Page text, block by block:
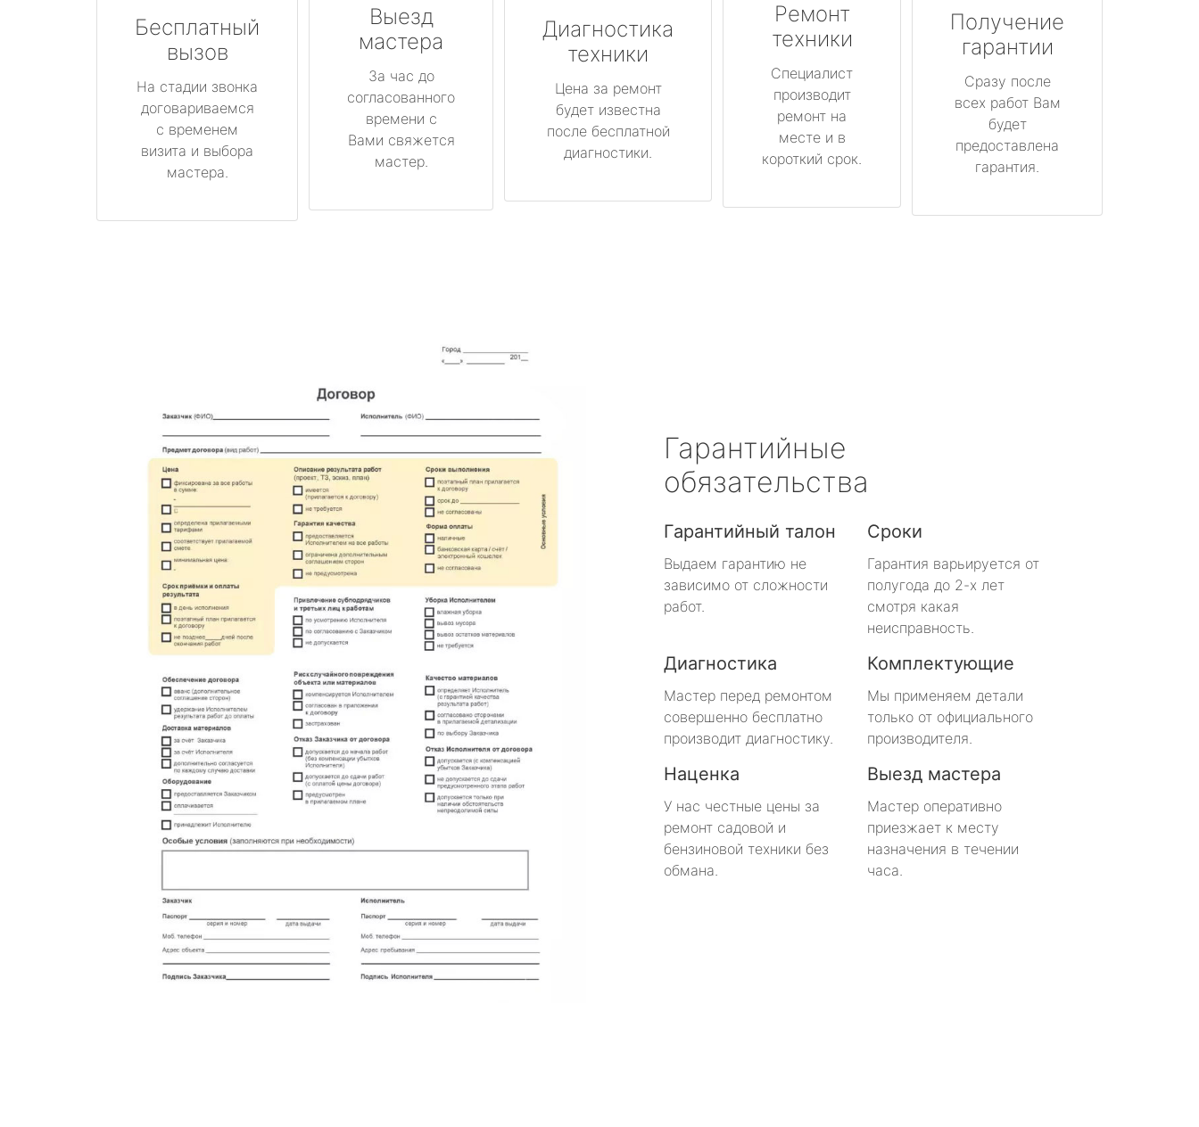
Бесплатный
вызов
На стадии звонка
договариваемся
с временем
визита и выбора
мастера.
Выезд
мастера
За час до
согласованного
времени с
Вами свяжется
мастер.
Диагностика
техники
Цена за ремонт
будет известна
после бесплатной
диагностики.
Ремонт
техники
Специалист
производит
ремонт на
месте и в
короткий срок.
Получение
гарантии
Сразу после
всех работ Вам
будет
предоставлена
гарантия.
Гарантийные
обязательства
Гарантийный талон
Выдаем гарантию не
зависимо от сложности
работ.
Сроки
Гарантия варьируется от
полугода до 2-х лет
смотря какая
неисправность.
Диагностика
Мастер перед ремонтом
совершенно бесплатно
производит диагностику.
Комплектующие
Мы применяем детали
только от официального
производителя.
Наценка
У нас честные цены за
ремонт садовой и
бензиновой техники без
обмана.
Выезд мастера
Мастер оперативно
приезжает к месту
назначения в течении
часа.